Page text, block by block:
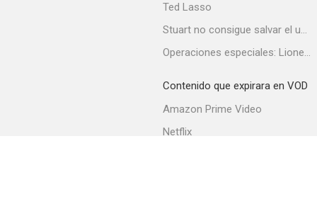
Ted Lasso
Stuart no consigue salvar el universo
Operaciones especiales: Lioness
Contenido que expirara en VOD
Amazon Prime Video
Netflix